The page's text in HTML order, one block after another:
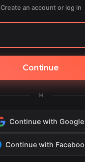
Create an account or log in
Continue
Ή
Continue with Google
Continue with